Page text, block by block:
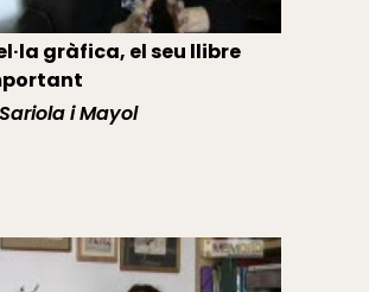
gràfica, el seu llibre
i Mayol